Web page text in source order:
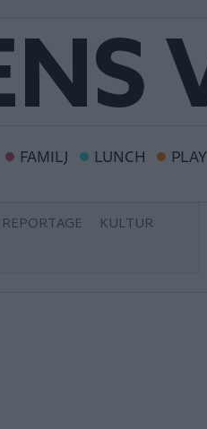
FAMILJ LUNCH PLAY
REPORTAGE
KULTUR